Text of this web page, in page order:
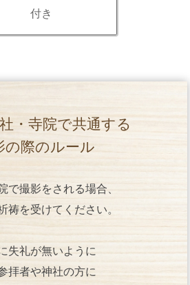
付き
・寺院で共通する
の際のルール
で撮影をされる場合、
祷を受けてください。
失礼が無いように
拝者や神社の方に